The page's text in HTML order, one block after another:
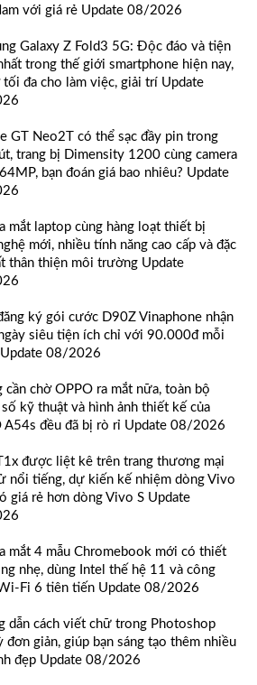
với giá rẻ Update 08/2026
Galaxy Z Fold3 5G: Độc đáo và tiện
trong thế giới smartphone hiện nay,
tối đa cho làm việc, giải trí Update
GT Neo2T có thể sạc đầy pin trong
trang bị Dimensity 1200 cùng camera
bạn đoán giá bao nhiêu? Update
mắt laptop cùng hàng loạt thiết bị
mới, nhiều tính năng cao cấp và đặc
thân thiện môi trường Update
ký gói cước D90Z Vinaphone nhận
siêu tiện ích chỉ với 90.000đ mỗi
08/2026
cần chờ OPPO ra mắt nữa, toàn bộ
kỹ thuật và hình ảnh thiết kế của
A54s đều đã bị rò rỉ Update 08/2026
được liệt kê trên trang thương mại
nổi tiếng, dự kiến kế nhiệm dòng Vivo
giá rẻ hơn dòng Vivo S Update
mắt 4 mẫu Chromebook mới có thiết
nhẹ, dùng Intel thế hệ 11 và công
Fi 6 tiên tiến Update 08/2026
dẫn cách viết chữ trong Photoshop
đơn giản, giúp bạn sáng tạo thêm nhiều
đẹp Update 08/2026